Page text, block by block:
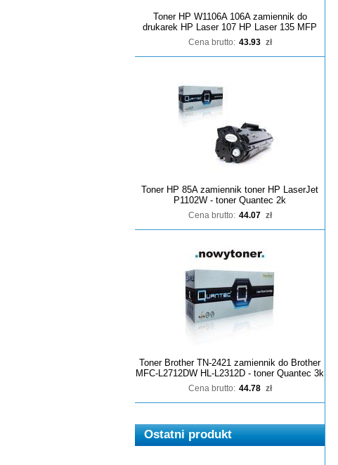
Toner HP W1106A 106A zamiennik do
drukarek HP Laser 107 HP Laser 135 MFP
Cena brutto: 43.93 zł
Toner HP 85A zamiennik toner HP LaserJet
P1102W - toner Quantec 2k
Cena brutto: 44.07 zł
Toner Brother TN-2421 zamiennik do Brother
MFC-L2712DW HL-L2312D - toner Quantec 3k
Cena brutto: 44.78 zł
Ostatni produkt